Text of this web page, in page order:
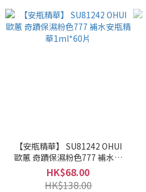
【安瓶精華】 SU81242 OHUI
歐蕙 奇蹟保濕粉色777 補水安
瓶精華1ml*60片
HK$68.00
HK$138.00